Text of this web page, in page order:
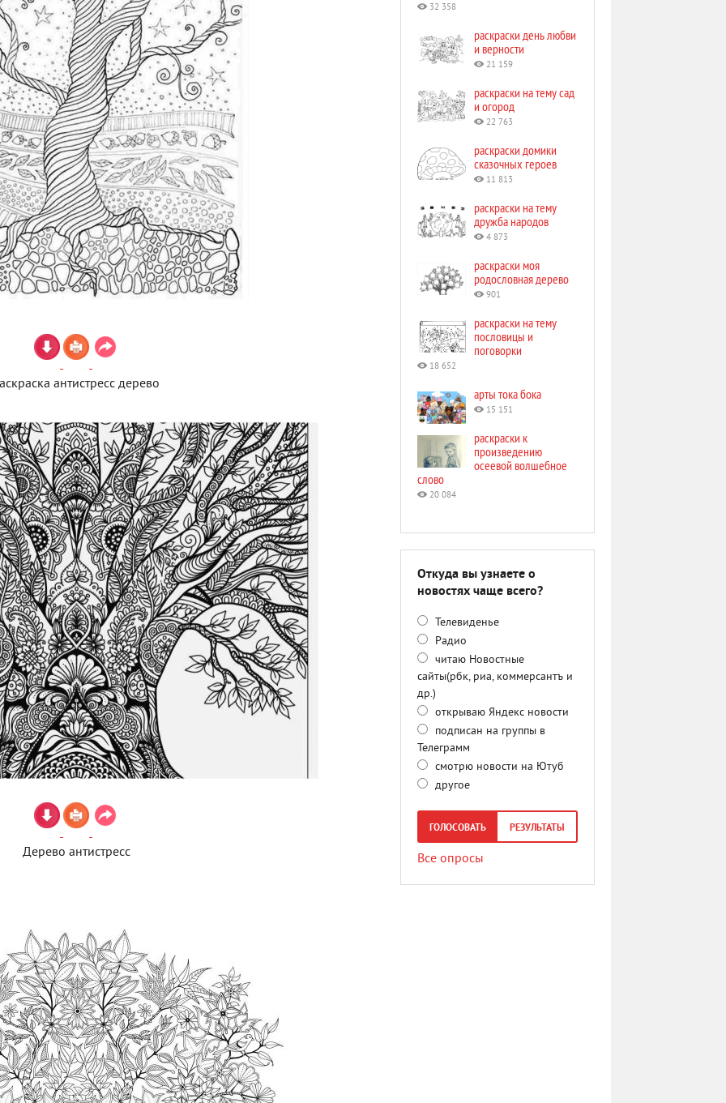
антистресс дерево
Дерево антистресс
32 358
раскраски день любви
и верности
21 159
раскраски на тему сад
и огород
22 763
раскраски домики
сказочных героев
11 813
раскраски на тему
дружба народов
4 873
раскраски моя
родословная дерево
901
раскраски на тему
пословицы и
поговорки
18 652
арты тока бока
15 151
раскраски к
произведению
осеевой волшебное
слово
20 084
Откуда вы узнаете о
новостях чаще всего?
Телевиденье
Радио
читаю Новостные
сайты(рбк, риа, коммерсантъ и
др.)
открываю Яндекс новости
подписан на группы в
Телеграмм
смотрю новости на Ютуб
другое
ГОЛОСОВАТЬ РЕЗУЛЬТАТЫ
Все опросы